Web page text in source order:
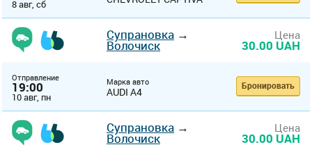
8 авг, сб
Супрановка →
Волочиск
Цена
30.00 UAH
Отправление
19:00
10 авг, пн
Марка авто
AUDI A4 Бронировать
Супрановка →
Волочиск
Цена
30.00 UAH